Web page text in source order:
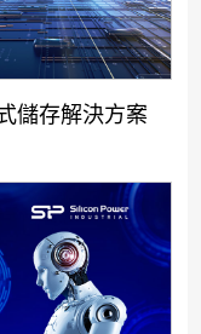
儲存解決方案